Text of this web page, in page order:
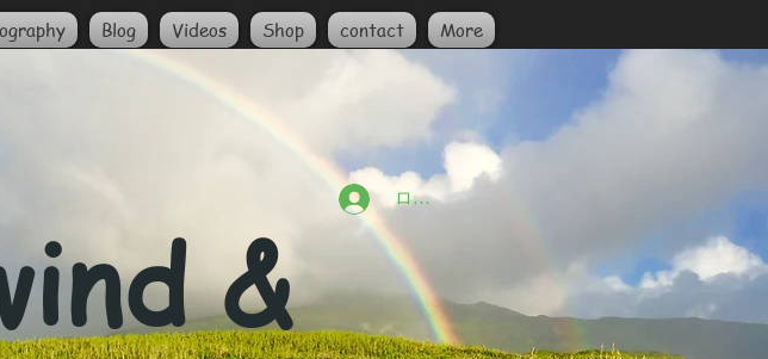
Blog Videos Shop contact More
&
ログイン